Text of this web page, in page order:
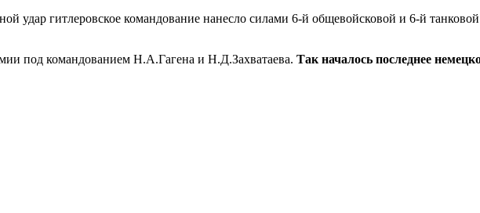
удар гитлеровское командование нанесло силами 6-й общевойсковой и 6-й
под командованием Н.А.Гагена и Н.Д.Захватаева. Так началось последнее